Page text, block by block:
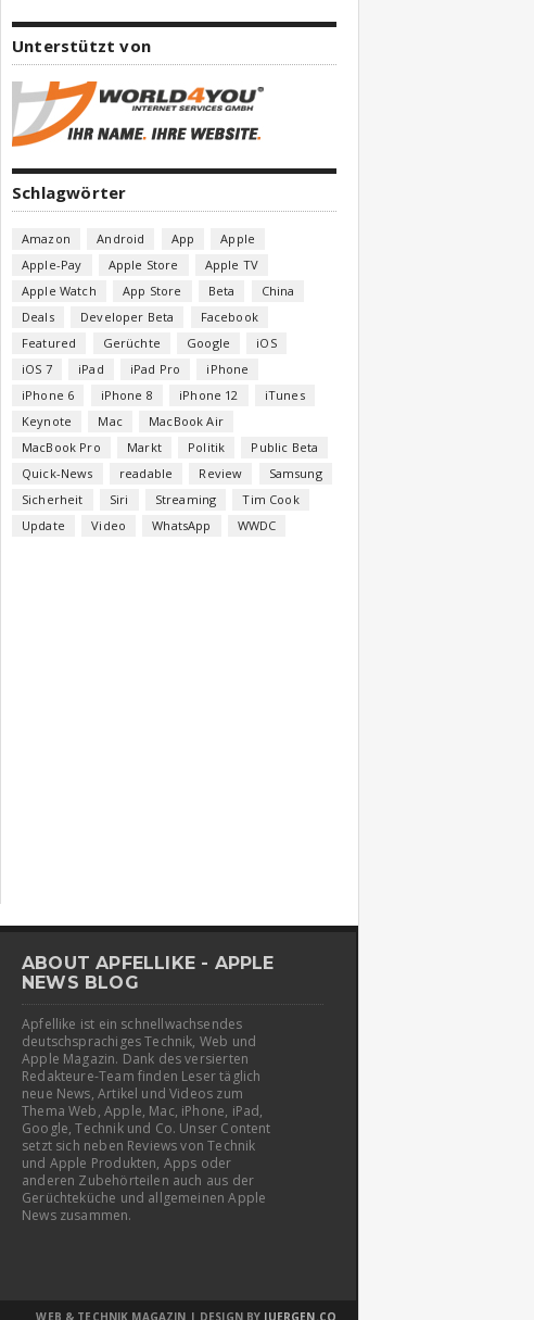
Unterstützt von
Schlagwörter
Amazon Android App
Apple
Apple-Pay
Apple Store
Apple TV
Apple Watch
App Store Beta
China
Deals
Developer Beta
Facebook
Featured
Gerüchte Google
iOS
iOS 7
iPad iPad Pro
iPhone
iPhone 6
iPhone 8 iPhone 12
iTunes
Keynote
Mac
MacBook Air
MacBook Pro
Markt Politik
Public Beta
Quick-News
readable Review
Samsung
Sicherheit
Siri Streaming
Tim Cook
Update
Video WhatsApp WWDC
ABOUT APFELLIKE - APPLE
NEWS BLOG
Apfellike ist ein schnellwachsendes
deutschsprachiges Technik, Web und
Apple Magazin. Dank des versierten
Redakteure-Team finden Leser täglich
neue News, Artikel und Videos zum
Thema Web, Apple, Mac, iPhone, iPad,
Google, Technik und Co. Unser Content
setzt sich neben Reviews von Technik
und Apple Produkten, Apps oder
anderen Zubehörteilen auch aus der
Gerüchteküche und allgemeinen Apple
News zusammen.
WEB & TECHNIK MAGAZIN | DESIGN BY JUERGEN.CO